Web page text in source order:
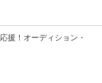
援！オーディション・